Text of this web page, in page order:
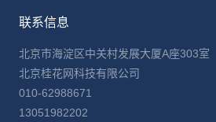
联系信息
北京市海淀区中关村发展大厦A座303室
北京桂花网科技有限公司
010-62988671
13051982202